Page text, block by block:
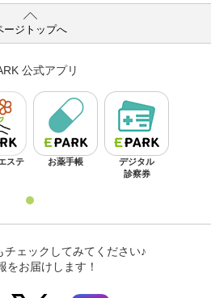
ージトップへ